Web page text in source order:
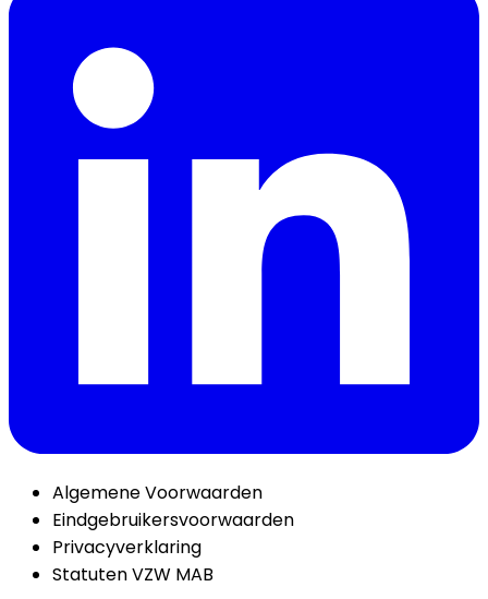
Algemene Voorwaarden
Eindgebruikersvoorwaarden
Privacyverklaring
Statuten VZW MAB